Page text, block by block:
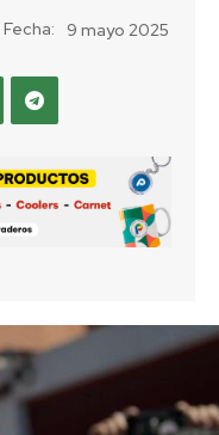
Fecha: 9 mayo 2025